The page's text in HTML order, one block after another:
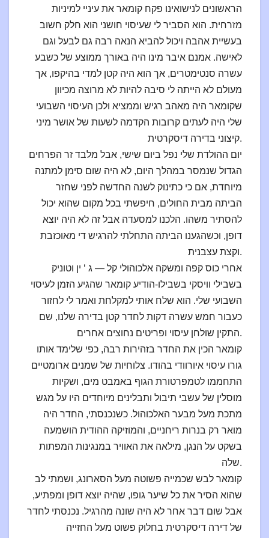
הראשונים לנישואינו פקח קומאר את עיניי למיניות
מזרחית. הוא הסביר לי שעיסוי חושני הוא חלק חשוב
בעשיית אהבה ויכול להביא הנאה רבה גם לבעל וגם
לאישה. אמנם איבר מינו היה באורך ממוצע של כשבע
עשרה סנטימטרים, אך הוא היה קטן למדי בהיקפו, אך
מעולם לא הייתה לי סיבה להיות לא מרוצה מכיוון
שקומאר היה מאהב רגיש וממציא ולכן העיסוי השבועי
שלי היה לעתים קרובות הקדמה לשעות של אושר מיני
קיצוני בדירה דיסקרטית.
יום ההולדת שלי נפל ביום שישי, אבל מלבד זר הפרחים
הגדול שנמסר במהלך היום, לא היה שום סימן למתנה
מיוחדת, אם כי כתינוק לשנה החדשה לפני שחזר
הביתה מבית החולים, חיפשתי בכל מקום שהוא יכול
להסתיר משהו. הלכנו למסעדה אבל זה לא היה יוצא
דופן, וכשהגענו הביתה התחלתי להרגיש די מאוכזבת
וקצת עצבנית.
אחרי כוס קפה ומשקה אלכוהולי קל — ג ‘ ין וטוניק
בשבילי וויסקי בשבילו-הודיע קומאר שהגיע הזמן לעיסוי
השבועי שלי. הוא שלח אותי למקלחת ואמר לי לחזור
כעבור חמש עשרה דקות לחדר קטן בדירה שלנו, שם
התקין שולחן עיסוי ופריטים נחוצים אחרים.
קומאר הכין את החדר בזהירות רבה, כפי שלימד אותו
גורו עיסוי איורוודי בהודו. צלוחיות של שמנים ארומטיים
התחממו לטמפרטורת הגוף באמבט מים, ושקיות
מוסלין של עשבי תיבול ותבלינים מיוחדים היו על מגש
מתכת מעל מבער האלכוהול. כשנכנסתי, החדר היה
מואר רק בנרות ריחניים, והמוזיקה ההודית הושמעה
בשקט על הנגן, מילאה את האוויר במנגינות המפתות
שלה.
קומאר לבש שכמייה פשוטה מעל הסארונג, ושמתי לב
שהוא הסיר את כל שיער גופו, שהיה יוצא דופן ומפתיע,
אבל שום דבר אחר לא היה שונה מהרגיל. נכנסתי לחדר
של דירה דיסקרטית בחלוק פשוט מעל החזייה